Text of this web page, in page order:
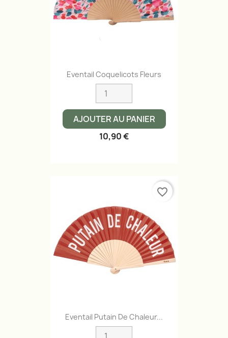
Eventail Coquelicots Fleurs
AJOUTER AU PANIER
10,90 €
Eventail Putain De Chaleur...
favorite_border